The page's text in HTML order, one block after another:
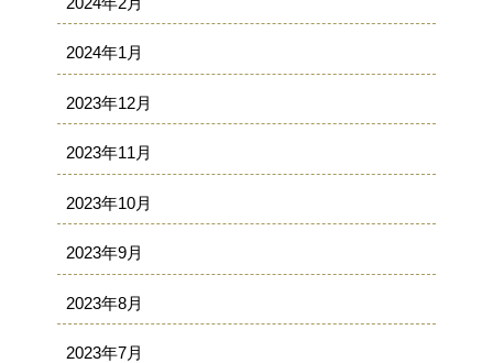
2024年1月
2023年12月
2023年11月
2023年10月
2023年9月
2023年8月
2023年7月